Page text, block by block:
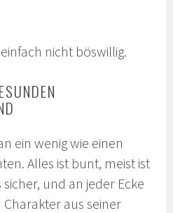
nicht böswillig.
ein wenig wie einen
Alles ist bunt, meist ist
sicher, und an jeder Ecke
aus seiner